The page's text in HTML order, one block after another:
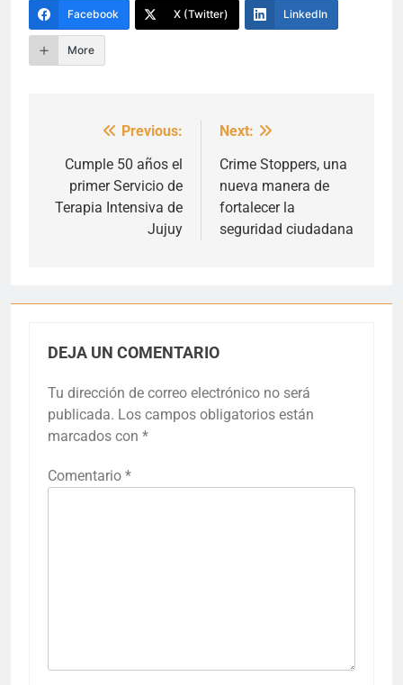
Facebook X (Twitter) LinkedIn
More
Navegación
de
entradas
Previous:
Cumple 50 años el
primer Servicio de
Terapia Intensiva de
Jujuy
Next:
Crime Stoppers, una
nueva manera de
fortalecer la
seguridad ciudadana
DEJA UN COMENTARIO
Tu dirección de correo electrónico no será
publicada. Los campos obligatorios están
marcados con *
Comentario *